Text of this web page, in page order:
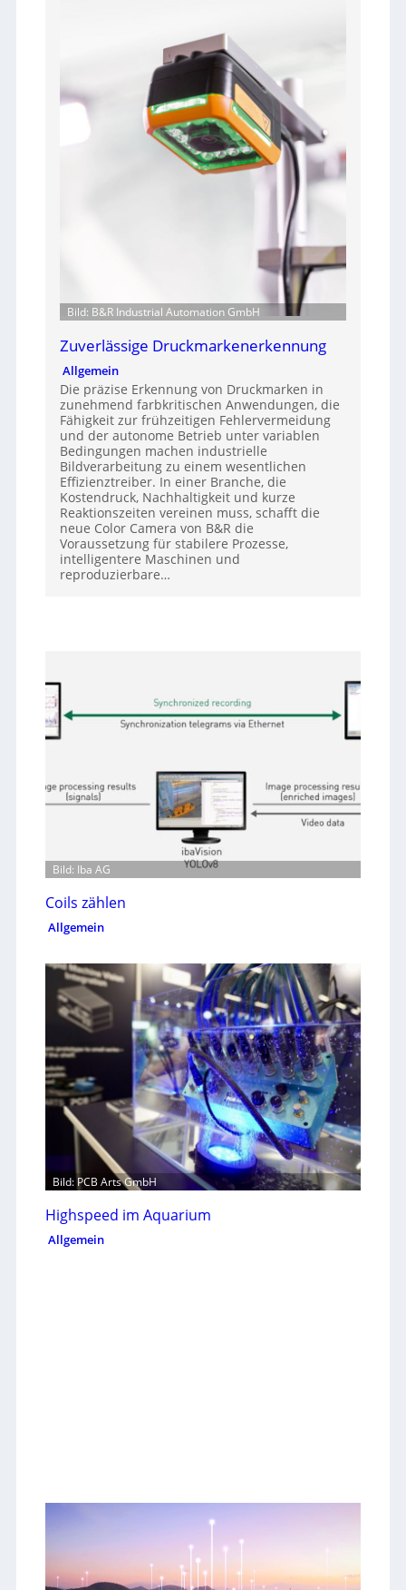
Bild: B&R Industrial Automation GmbH
Zuverlässige Druckmarkenerkennung
Allgemein
Die präzise Erkennung von Druckmarken in
zunehmend farbkritischen Anwendungen, die
Fähigkeit zur frühzeitigen Fehlervermeidung
und der autonome Betrieb unter variablen
Bedingungen machen industrielle
Bildverarbeitung zu einem wesentlichen
Effizienztreiber. In einer Branche, die
Kostendruck, Nachhaltigkeit und kurze
Reaktionszeiten vereinen muss, schafft die
neue Color Camera von B&R die
Voraussetzung für stabilere Prozesse,
intelligentere Maschinen und
reproduzierbare…
Bild: Iba AG
Coils zählen
Allgemein
Bild: PCB Arts GmbH
Highspeed im Aquarium
Allgemein